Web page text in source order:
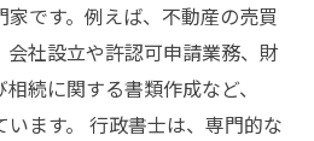
です。例えば、不動産の売買
社設立や許認可申請業務、財
続に関する書類作成など、
ます。 行政書士は、専門的な